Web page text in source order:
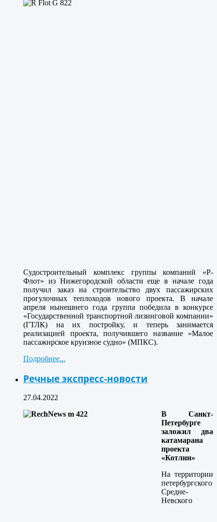
Судостроительный комплекс группы компаний «Р-
Флот» из Нижегородской области еще в начале года
получил заказ на строительство двух пассажирских
прогулочных теплоходов нового проекта. В начале
апреля нынешнего года группа победила в конкурсе
«Государственной транспортной лизинговой компании»
(ГТЛК) на их постройку, и теперь занимается
реализацией проекта, получившего название «Малое
пассажирское круизное судно» (МПКС).
Подробнее...
Речные экспресс-новости
27.04.2022
В Санкт-
Петербурге
заложил два
катамарана
проекта
«Котлин»
На территории
петербургского
Средне-
Невского